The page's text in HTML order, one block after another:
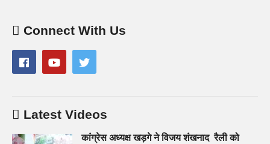
Connect With Us
Latest Videos
कांग्रेस अध्यक्ष खड़गे ने विजय शंखनाद रैली को